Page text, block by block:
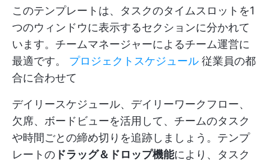
このテンプレートは、タスクのタイムスロットを1
つのウィンドウに表示するセクションに分かれて
います。チームマネージャーによるチーム運営に
最適です。 プロジェクトスケジュール 従業員の都
合に合わせて
デイリースケジュール、デイリーワークフロー、
欠席、ボードビューを活用して、チームのタスク
や時間ごとの締め切りを追跡しましょう。テンプ
レートの ドラッグ＆ドロップ機能により、タスク